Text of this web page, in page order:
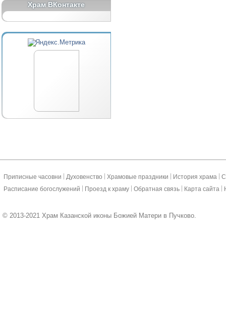
Храм ВКонтакте
Приписные часовни Духовенство Храмовые праздники История храма
Расписание богослужений
Проезд к храму Обратная связь Карта сайта
© 2013-2021 Храм Казанской иконы Божией Матери в Пучково.